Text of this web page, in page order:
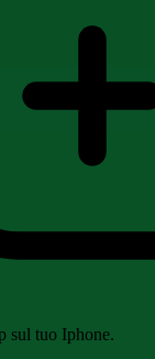
sul tuo Iphone.